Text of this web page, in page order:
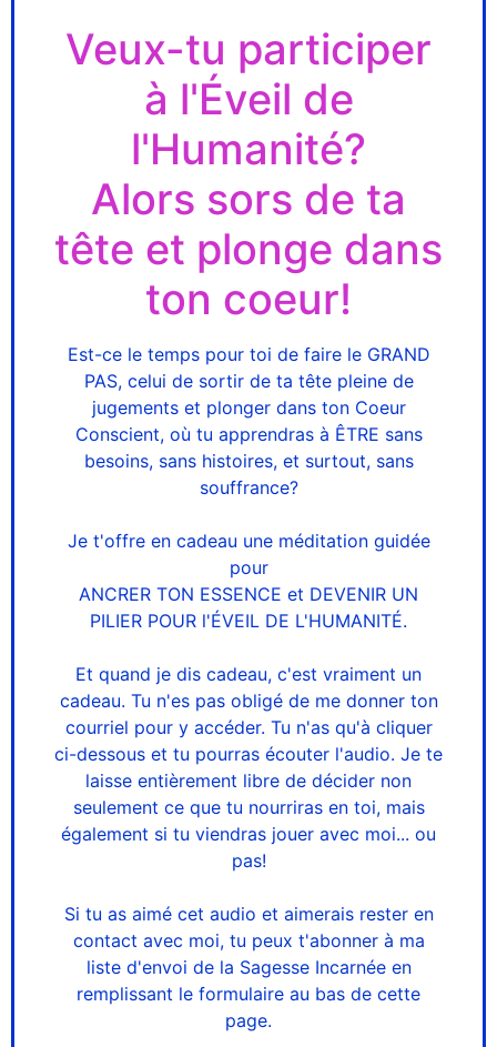
Veux-tu participer
à l'Éveil de
l'Humanité?
Alors sors de ta
tête et plonge dans
ton coeur!
Est-ce le temps pour toi de faire le GRAND
PAS, celui de sortir de ta tête pleine de
jugements et plonger dans ton Coeur
Conscient, où tu apprendras à ÊTRE sans
besoins, sans histoires, et surtout, sans
souffrance?
Je t'offre en cadeau une méditation guidée
pour
ANCRER TON ESSENCE et DEVENIR UN
PILIER POUR l'ÉVEIL DE L'HUMANITÉ.
Et quand je dis cadeau, c'est vraiment un
cadeau. Tu n'es pas obligé de me donner ton
courriel pour y accéder. Tu n'as qu'à cliquer
ci-dessous et tu pourras écouter l'audio. Je te
laisse entièrement libre de décider non
seulement ce que tu nourriras en toi, mais
également si tu viendras jouer avec moi... ou
pas!
Si tu as aimé cet audio et aimerais rester en
contact avec moi, tu peux t'abonner à ma
liste d'envoi de la Sagesse Incarnée en
remplissant le formulaire au bas de cette
page.